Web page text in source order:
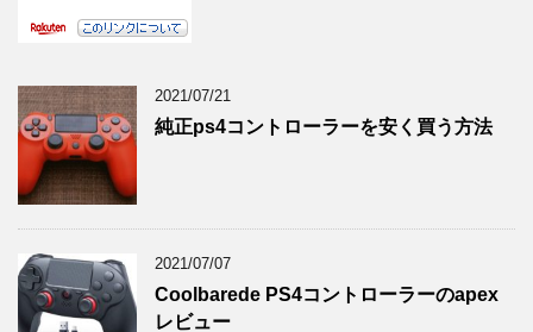
2021/07/21
純正ps4コントローラーを安く買う方法
2021/07/07
Coolbarede PS4コントローラーのapex
レビュー